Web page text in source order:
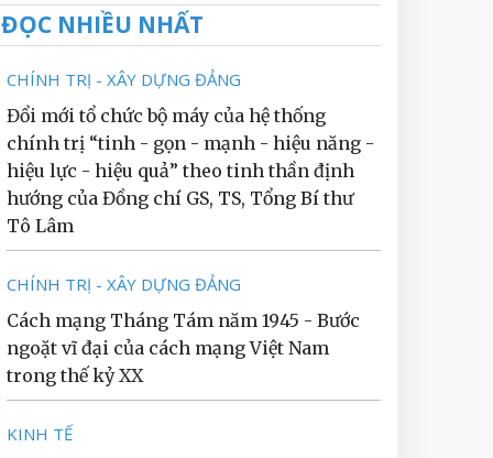
ĐỌC NHIỀU NHẤT
CHÍNH TRỊ - XÂY DỰNG ĐẢNG
Đổi mới tổ chức bộ máy của hệ thống
chính trị “tinh - gọn - mạnh - hiệu năng -
hiệu lực - hiệu quả” theo tinh thần định
hướng của Đồng chí GS, TS, Tổng Bí thư
Tô Lâm
CHÍNH TRỊ - XÂY DỰNG ĐẢNG
Cách mạng Tháng Tám năm 1945 - Bước
ngoặt vĩ đại của cách mạng Việt Nam
trong thế kỷ XX
KINH TẾ